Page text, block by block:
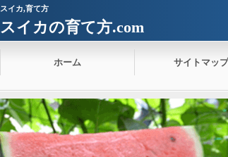
スイカ,育て方
スイカの育て方.com
ホーム サイトマップ